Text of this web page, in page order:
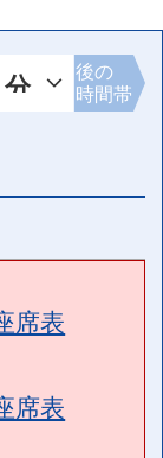
後の
時間帯
席表
席表